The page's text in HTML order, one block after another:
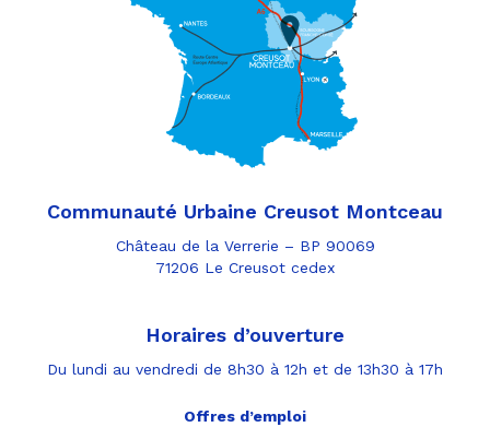
Communauté Urbaine Creusot Montceau
Château de la Verrerie – BP 90069
71206 Le Creusot cedex
Horaires d’ouverture
Du lundi au vendredi de 8h30 à 12h et de 13h30 à 17h
Offres d’emploi